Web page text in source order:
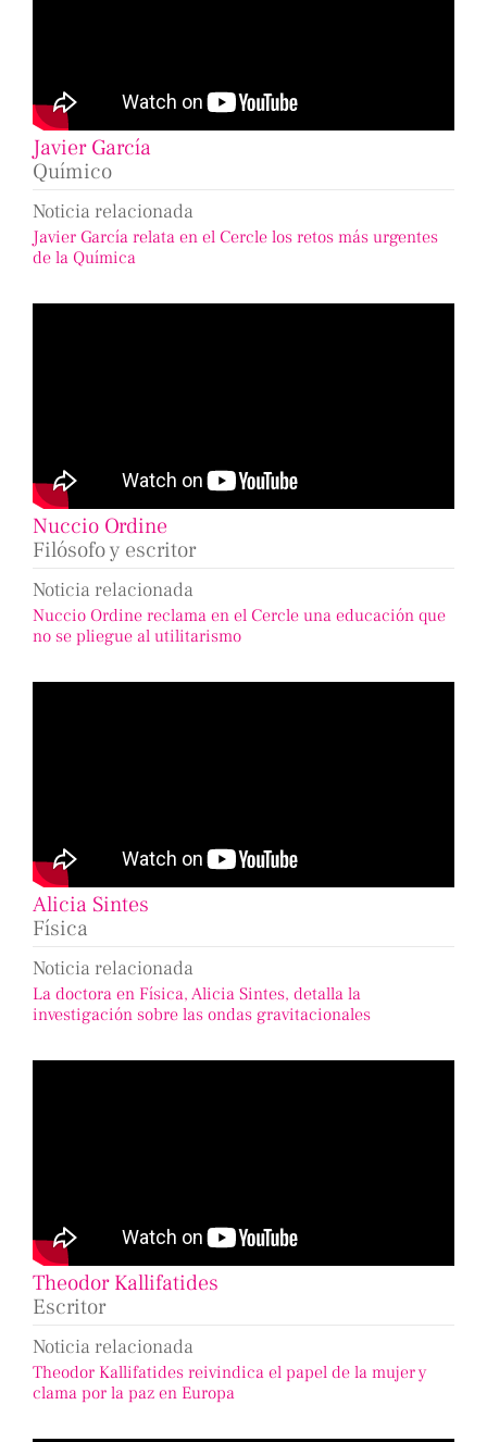
Javier García
Químico
Noticia relacionada
Javier García relata en el Cercle los retos más urgentes
de la Química
Nuccio Ordine
Filósofo y escritor
Noticia relacionada
Nuccio Ordine reclama en el Cercle una educación que
no se pliegue al utilitarismo
Alicia Sintes
Física
Noticia relacionada
La doctora en Física, Alicia Sintes, detalla la
investigación sobre las ondas gravitacionales
Theodor Kallifatides
Escritor
Noticia relacionada
Theodor Kallifatides reivindica el papel de la mujer y
clama por la paz en Europa